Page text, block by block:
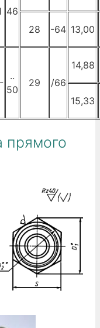
46
28 -64 13,00
..
50
29 /66
14,88
15,33
прямого